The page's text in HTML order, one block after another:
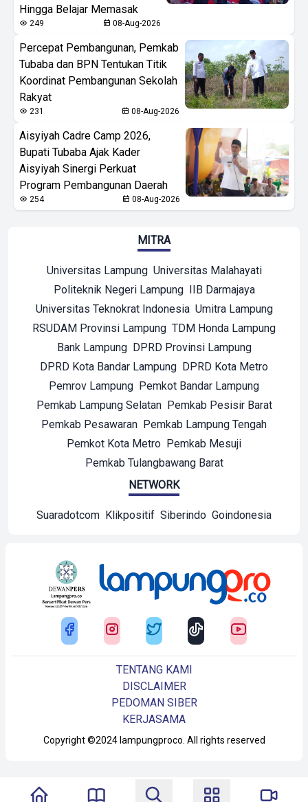
Hingga Belajar Memasak
249 08-Aug-2026
Percepat Pembangunan, Pemkab
Tubaba dan BPN Tentukan Titik
Koordinat Pembangunan Sekolah
Rakyat
231 08-Aug-2026
Aisyiyah Cadre Camp 2026,
Bupati Tubaba Ajak Kader
Aisyiyah Sinergi Perkuat
Program Pembangunan Daerah
254 08-Aug-2026
MITRA
Universitas Lampung Universitas Malahayati
Politeknik Negeri Lampung IIB Darmajaya
Universitas Teknokrat Indonesia Umitra Lampung
RSUDAM Provinsi Lampung TDM Honda Lampung
Bank Lampung DPRD Provinsi Lampung
DPRD Kota Bandar Lampung DPRD Kota Metro
Pemrov Lampung Pemkot Bandar Lampung
Pemkab Lampung Selatan Pemkab Pesisir Barat
Pemkab Pesawaran Pemkab Lampung Tengah
Pemkot Kota Metro Pemkab Mesuji
Pemkab Tulangbawang Barat
NETWORK
Suaradotcom Klikpositif Siberindo Goindonesia
Copyright ©2024 lampungproco. All rights reserved
TENTANG KAMI
DISCLAIMER
PEDOMAN SIBER
KERJASAMA